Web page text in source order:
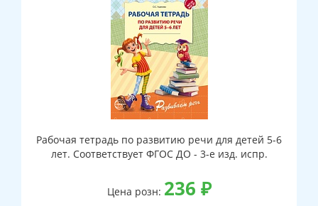
Рабочая тетрадь по развитию речи для детей 5-6
лет. Соответствует ФГОС ДО - 3-е изд. испр.
Цена розн: 236 ₽